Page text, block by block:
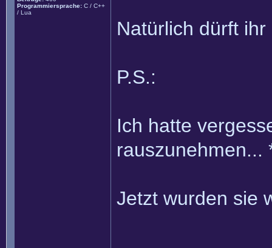
Programmiersprache: C / C++
/ Lua
Natürlich dürft
P.S.:
Ich hatte
rauszunehmen...
Jetzt wurden sie